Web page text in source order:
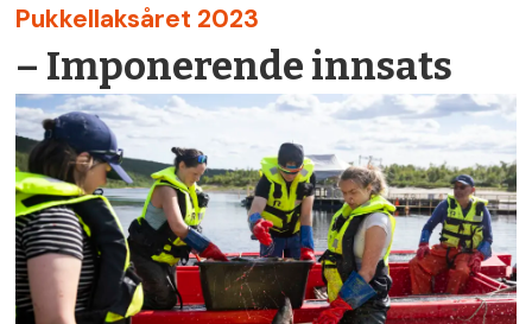
Pukkellaksåret 2023
– Imponerende innsats